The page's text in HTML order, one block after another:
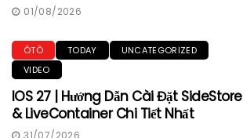
01/08/2026
ÔTÔ TODAY
UNCATEGORIZED
VIDEO
IOS 27 | Hướng Dẫn Cài Đặt SideStore
& LiveContainer Chi Tiết Nhất
31/07/2026